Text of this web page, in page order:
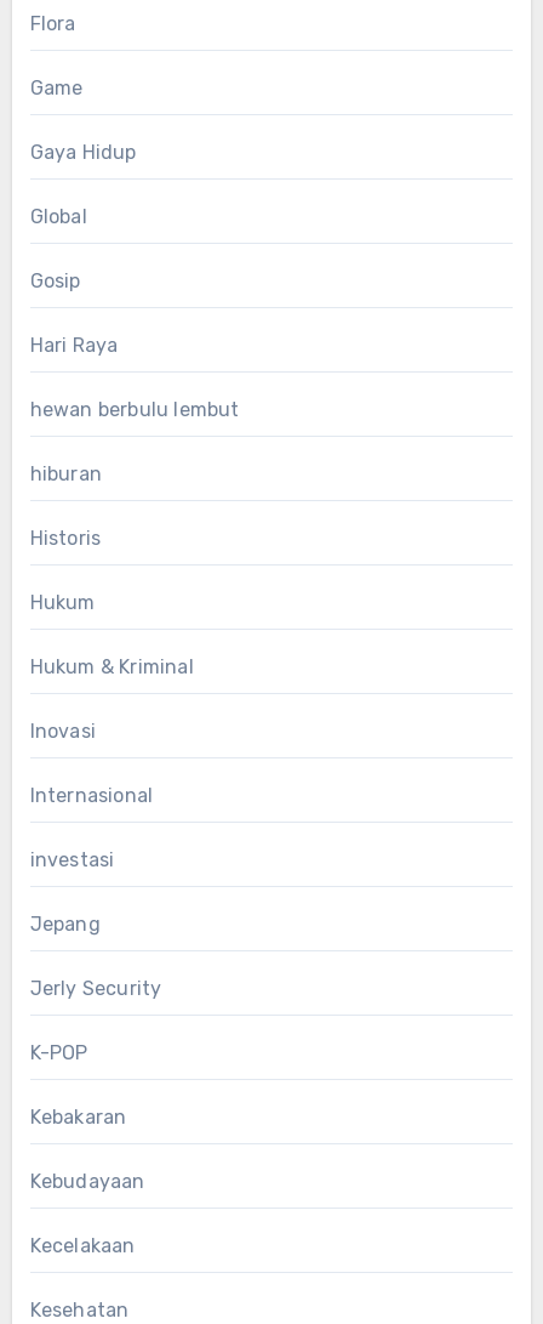
Flora
Game
Gaya Hidup
Global
Gosip
Hari Raya
hewan berbulu lembut
hiburan
Historis
Hukum
Hukum & Kriminal
Inovasi
Internasional
investasi
Jepang
Jerly Security
K-POP
Kebakaran
Kebudayaan
Kecelakaan
Kesehatan